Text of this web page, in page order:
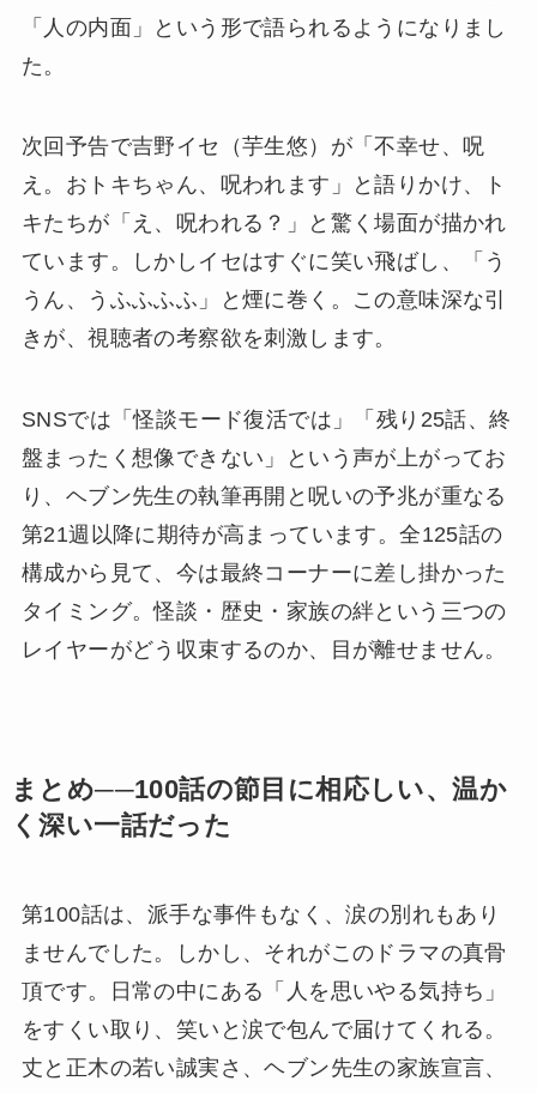
「人の内面」という形で語られるようになりまし
た。
次回予告で吉野イセ（芋生悠）が「不幸せ、呪
え。おトキちゃん、呪われます」と語りかけ、ト
キたちが「え、呪われる？」と驚く場面が描かれ
ています。しかしイセはすぐに笑い飛ばし、「う
うん、うふふふふ」と煙に巻く。この意味深な引
きが、視聴者の考察欲を刺激します。
SNSでは「怪談モード復活では」「残り25話、終
盤まったく想像できない」という声が上がってお
り、ヘブン先生の執筆再開と呪いの予兆が重なる
第21週以降に期待が高まっています。全125話の
構成から見て、今は最終コーナーに差し掛かった
タイミング。怪談・歴史・家族の絆という三つの
レイヤーがどう収束するのか、目が離せません。
まとめ──100話の節目に相応しい、温か
く深い一話だった
第100話は、派手な事件もなく、涙の別れもあり
ませんでした。しかし、それがこのドラマの真骨
頂です。日常の中にある「人を思いやる気持ち」
をすくい取り、笑いと涙で包んで届けてくれる。
丈と正木の若い誠実さ、ヘブン先生の家族宣言、